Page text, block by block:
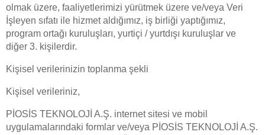
olmak üzere, faaliyetlerimizi yürütmek üzere ve/veya Veri
İşleyen sıfatı ile hizmet aldığımız, iş birliği yaptığımız,
program ortağı kuruluşları, yurtiçi / yurtdışı kuruluşlar ve
diğer 3. kişilerdir.
Kişisel verilerinizin toplanma şekli
Kişisel verileriniz,
PİOSİS TEKNOLOJİ A.Ş. internet sitesi ve mobil
uygulamalarındaki formlar ve/veya PİOSİS TEKNOLOJİ A.Ş.